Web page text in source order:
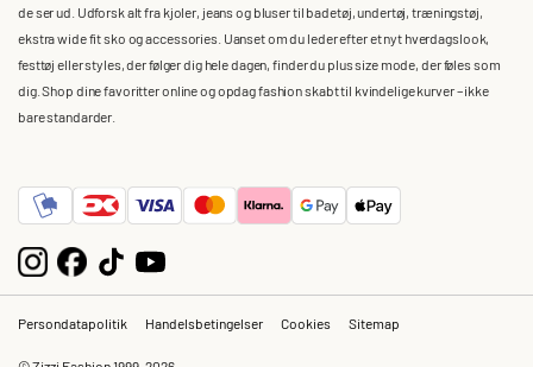
de ser ud. Udforsk alt fra kjoler, jeans og bluser til badetøj, undertøj, træningstøj,
ekstra wide fit sko og accessories. Uanset om du leder efter et nyt hverdagslook,
festtøj eller styles, der følger dig hele dagen, finder du plus size mode, der føles som
dig. Shop dine favoritter online og opdag fashion skabt til kvindelige kurver – ikke
bare standarder.
Persondatapolitik Handelsbetingelser Cookies Sitemap